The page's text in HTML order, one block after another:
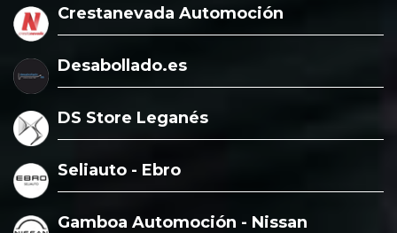
Crestanevada Automoción
Desabollado.es
DS Store Leganés
Seliauto - Ebro
Gamboa Automoción - Nissan